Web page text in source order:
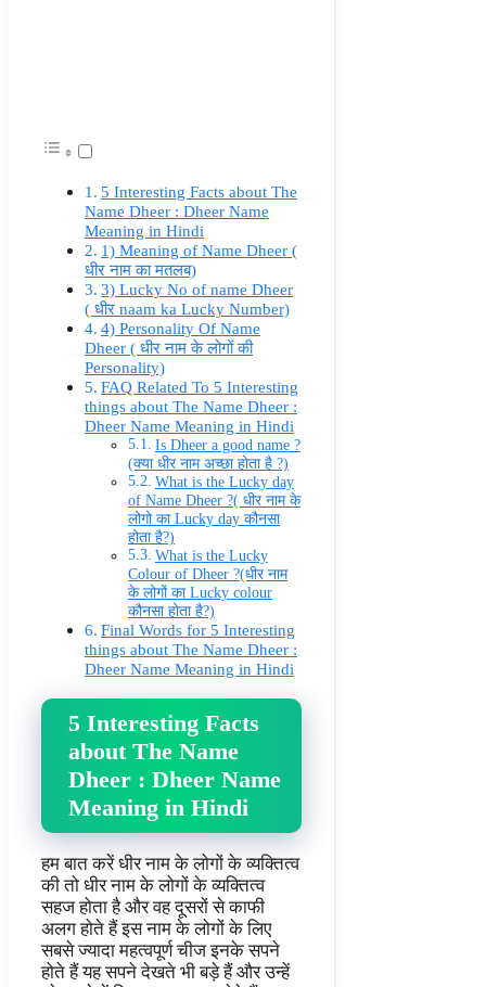
5 Interesting Facts about The
Name Dheer : Dheer Name
Meaning in Hindi
1) Meaning of Name Dheer (
धीर नाम का मतलब)
3) Lucky No of name Dheer
( धीर naam ka Lucky Number)
4) Personality Of Name
Dheer ( धीर नाम के लोगों की
Personality)
FAQ Related To 5 Interesting
things about The Name Dheer :
Dheer Name Meaning in Hindi
Is Dheer a good name ?
(क्या धीर नाम अच्छा होता है ?)
What is the Lucky day
of Name Dheer ?( धीर नाम के
लोगो का Lucky day कौनसा
होता है?)
What is the Lucky
Colour of Dheer ?(धीर नाम
के लोगों का Lucky colour
कौनसा होता है?)
Final Words for 5 Interesting
things about The Name Dheer :
Dheer Name Meaning in Hindi
5 Interesting Facts
about The Name
Dheer : Dheer Name
Meaning in Hindi
हम बात करें धीर नाम के लोगों के व्यक्तित्व
की तो धीर नाम के लोगों के व्यक्तित्व
सहज होता है और वह दूसरों से काफी
अलग होते हैं इस नाम के लोगों के लिए
सबसे ज्यादा महत्वपूर्ण चीज इनके सपने
होते हैं यह सपने देखते भी बड़े हैं और उन्हें